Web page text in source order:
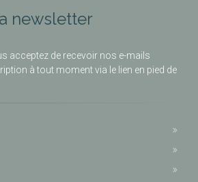
newsletter
acceptez de recevoir nos e-mails
à tout moment via le lien en pied de